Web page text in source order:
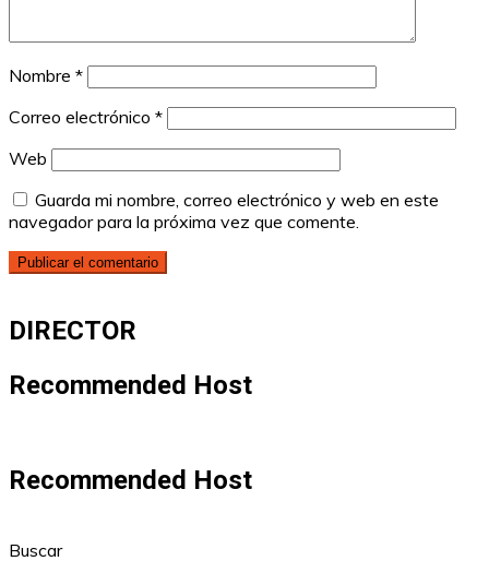
Nombre *
Correo electrónico *
Web
Guarda mi nombre, correo electrónico y web en este
navegador para la próxima vez que comente.
DIRECTOR
Recommended Host
Recommended Host
Buscar